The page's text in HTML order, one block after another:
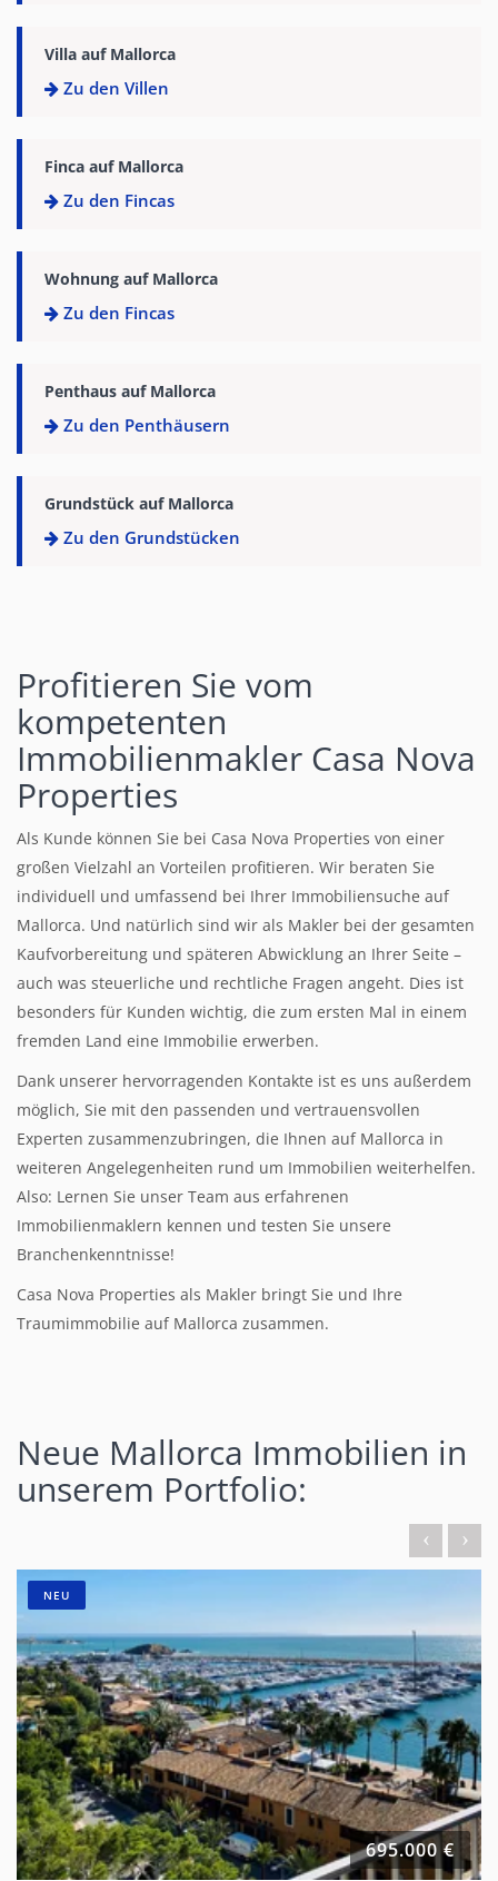
Villa auf Mallorca
Zu den Villen
Finca auf Mallorca
Zu den Fincas
Wohnung auf Mallorca
Zu den Fincas
Penthaus auf Mallorca
Zu den Penthäusern
Grundstück auf Mallorca
Zu den Grundstücken
Profitieren Sie vom
kompetenten
Immobilienmakler Casa Nova
Properties
Als Kunde können Sie bei Casa Nova Properties von einer
großen Vielzahl an Vorteilen profitieren. Wir beraten Sie
individuell und umfassend bei Ihrer Immobiliensuche auf
Mallorca. Und natürlich sind wir als Makler bei der gesamten
Kaufvorbereitung und späteren Abwicklung an Ihrer Seite –
auch was steuerliche und rechtliche Fragen angeht. Dies ist
besonders für Kunden wichtig, die zum ersten Mal in einem
fremden Land eine Immobilie erwerben.
Dank unserer hervorragenden Kontakte ist es uns außerdem
möglich, Sie mit den passenden und vertrauensvollen
Experten zusammenzubringen, die Ihnen auf Mallorca in
weiteren Angelegenheiten rund um Immobilien weiterhelfen.
Also: Lernen Sie unser Team aus erfahrenen
Immobilienmaklern kennen und testen Sie unsere
Branchenkenntnisse!
Casa Nova Properties als Makler bringt Sie und Ihre
Traumimmobilie auf Mallorca zusammen.
Neue Mallorca Immobilien in
unserem Portfolio:
NEU
695.000 €